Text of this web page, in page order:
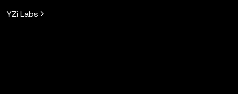
YZi Labs